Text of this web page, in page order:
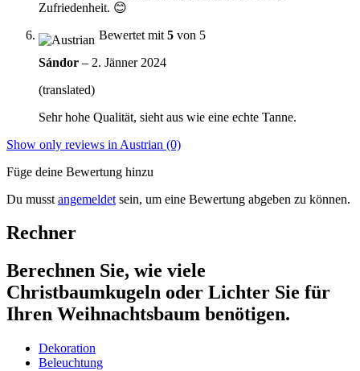
Zufriedenheit. 😊
Bewertet mit 5 von 5
Sándor – 2. Jänner 2024
(translated)
Sehr hohe Qualität, sieht aus wie eine echte Tanne.
Show only reviews in Austrian (0)
Füge deine Bewertung hinzu
Du musst angemeldet sein, um eine Bewertung abgeben zu können.
Rechner
Berechnen Sie, wie viele
Christbaumkugeln oder Lichter Sie für
Ihren Weihnachtsbaum benötigen.
Dekoration
Beleuchtung